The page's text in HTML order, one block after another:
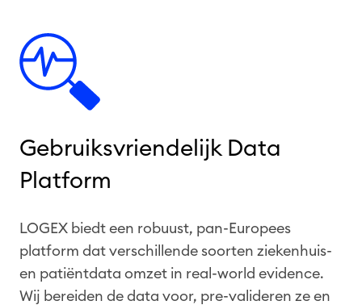
Gebruiksvriendelijk Data
Platform
LOGEX biedt een robuust, pan-Europees
platform dat verschillende soorten ziekenhuis-
en patiëntdata omzet in real-world evidence.
Wij bereiden de data voor, pre-valideren ze en